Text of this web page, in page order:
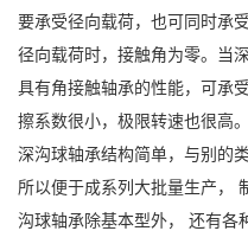
要承受径向载荷，也可同时承
径向载荷时，接触角为零。当
具有角接触轴承的性能，可承
擦系数很小，极限转速也很高。
深沟球轴承结构简单，与别的
所以便于成系列大批量生产，
沟球轴承除基本型外， 还有各